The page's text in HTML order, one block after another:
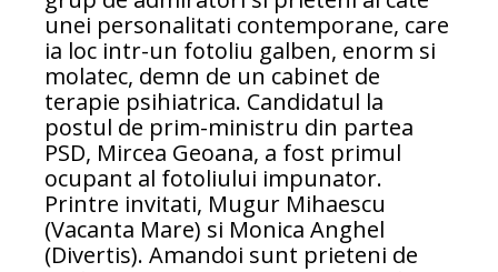
unei personalitati contemporane, care
ia loc intr-un fotoliu galben, enorm si
molatec, demn de un cabinet de
terapie psihiatrica. Candidatul la
postul de prim-ministru din partea
PSD, Mircea Geoana, a fost primul
ocupant al fotoliului impunator.
Printre invitati, Mugur Mihaescu
(Vacanta Mare) si Monica Anghel
(Divertis). Amandoi sunt prieteni de